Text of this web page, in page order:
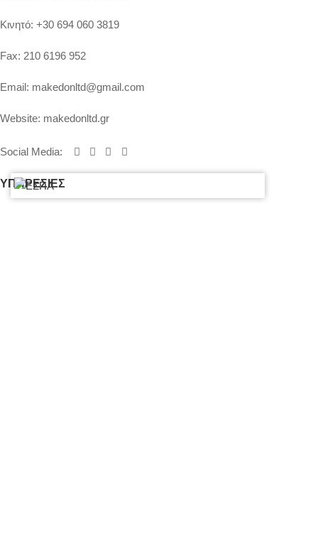
Κινητό: +30 694 060 3819
Fax: 210 6196 952
Email: makedonltd@gmail.com
Website: makedonltd.gr
Social Media:
ΥΠΗΡΕΣΙΕΣ